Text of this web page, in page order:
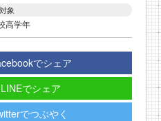
対象
高学年
でシェア
でシェア
でつぶやく